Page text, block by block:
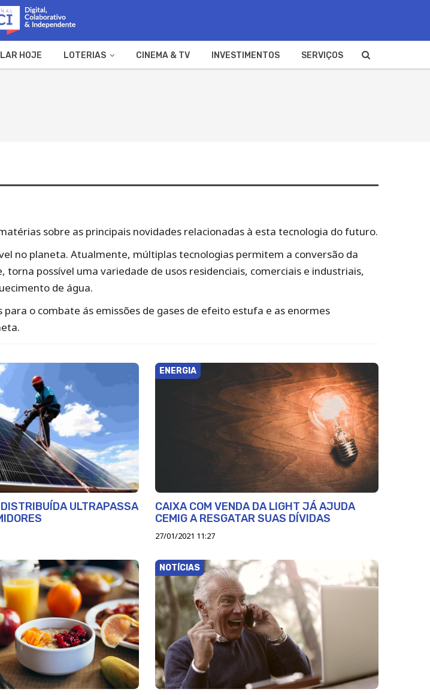
HOJE LOTERIAS CINEMA & TV INVESTIMENTOS SERVIÇOS
sobre as principais novidades relacionadas à esta tecnologia do futuro.
no planeta. Atualmente, múltiplas tecnologias permitem a conversão da
possível uma variedade de usos residenciais, comerciais e industriais,
de água.
o combate ás emissões de gases de efeito estufa e as enormes
ULTRAPASSA
ENERGIA
CAIXA COM VENDA DA LIGHT JÁ AJUDA
CEMIG A RESGATAR SUAS DÍVIDAS
27/01/2021 11:27
NOTÍCIAS